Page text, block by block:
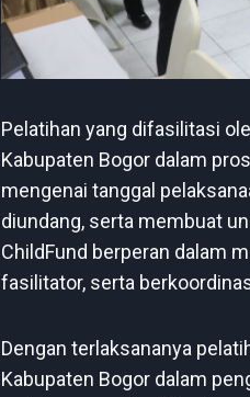
Pelatihan yang difasilitasi
Kabupaten Bogor dalam
mengenai tanggal
diundang, serta membuat
ChildFund berperan dalam
fasilitator, serta
Dengan terlaksananya
Kabupaten Bogor dalam